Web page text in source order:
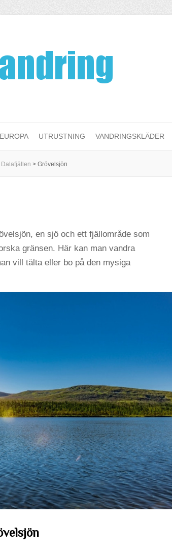
EUROPA UTRUSTNING VANDRINGSKLÄDER
Dalafjällen > Grövelsjön
en sjö och ett fjällområde som
gränsen. Här kan man vandra
vill tälta eller bo på den mysiga